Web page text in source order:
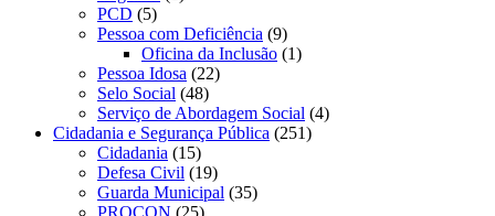
PCD (5)
Pessoa com Deficiência (9)
Oficina da Inclusão (1)
Pessoa Idosa (22)
Selo Social (48)
Serviço de Abordagem Social (4)
Cidadania e Segurança Pública (251)
Cidadania (15)
Defesa Civil (19)
Guarda Municipal (35)
PROCON (25)